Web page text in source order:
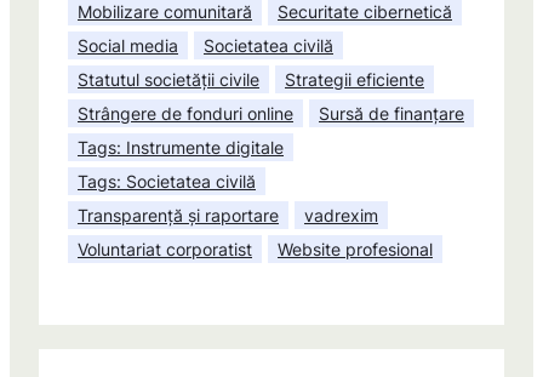
Mobilizare comunitară
Securitate cibernetică
Social media
Societatea civilă
Statutul societății civile
Strategii eficiente
Strângere de fonduri online
Sursă de finanțare
Tags: Instrumente digitale
Tags: Societatea civilă
Transparență și raportare
vadrexim
Voluntariat corporatist
Website profesional